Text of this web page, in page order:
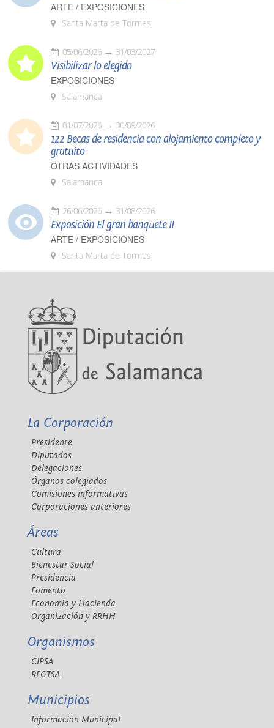
ARTE / EXPOSICIONES
Santa Marta de Tormes
05/06/2026 31/03/2027
Visibilizar lo elegido
EXPOSICIONES
Salamanca
01/07/2026 30/09/2026
122 Becas de residencia con alojamiento completo y
gratuito
OTRAS ACTIVIDADES
Salamanca
26/06/2026 31/08/2026
Exposición El gran banquete II
ARTE / EXPOSICIONES
Santa Marta de Tormes
La Corporación
Presidente
Diputados
Delegaciones
Órganos colegiados
Comisiones informativas
Corporaciones anteriores
Áreas
Cultura
Bienestar Social
Presidencia
Fomento
Economía y Hacienda
Organización y RRHH
Organismos
CIPSA
REGTSA
Municipios
Información Municipal